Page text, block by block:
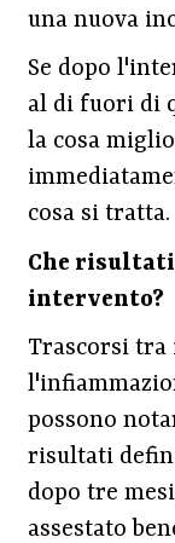
una nuova
Se dopo
al di fuori di
la cosa
cosa si tratta.
Che risultati
intervento?
Trascorsi tra
possono
risultati
dopo tre
assestato